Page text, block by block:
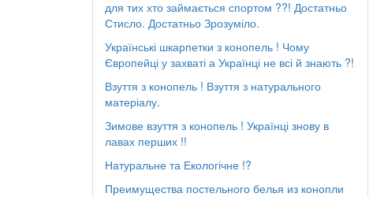
для тих хто займається спортом ??! Достатньо
Стисло. Достатньо Зрозуміло.
Українські шкарпетки з конопель ! Чому
Європейці у захваті а Українці не всі й знають ?!
Взуття з конопель ! Взуття з натурального
матеріалу.
Зимове взуття з конопель ! Українці знову в
лавах перших !!
Натуральне та Екологічне !?
Преимущества постельного белья из конопли